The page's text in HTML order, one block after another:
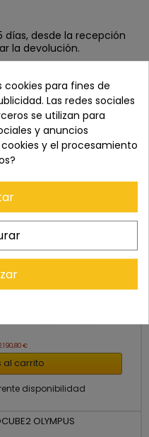
días, desde la recepción
la devolución.
+
€
al carrito
disponibilidad
OLYMPUS
para fines de
Las redes sociales
se utilizan para
y anuncios
y el procesamiento